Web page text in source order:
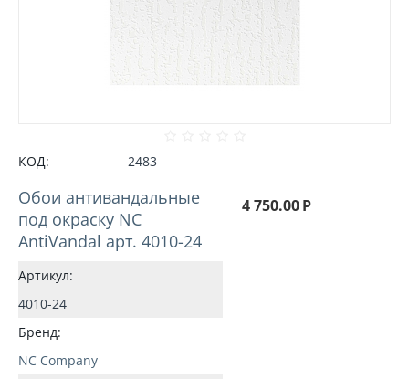
КОД: 2483
Обои антивандальные
под окраску NC
AntiVandal арт. 4010-24
Артикул:
4010-24
Бренд:
NC Company
4 750.00Р